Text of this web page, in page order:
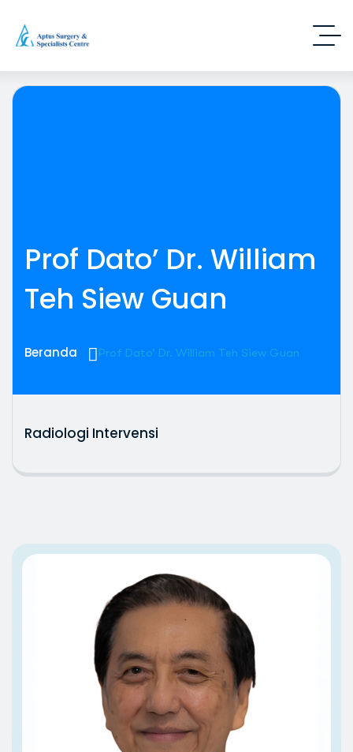
Prof Dato’ Dr. William
Teh Siew Guan
Beranda Prof Dato’ Dr. William Teh Siew Guan
Radiologi Intervensi